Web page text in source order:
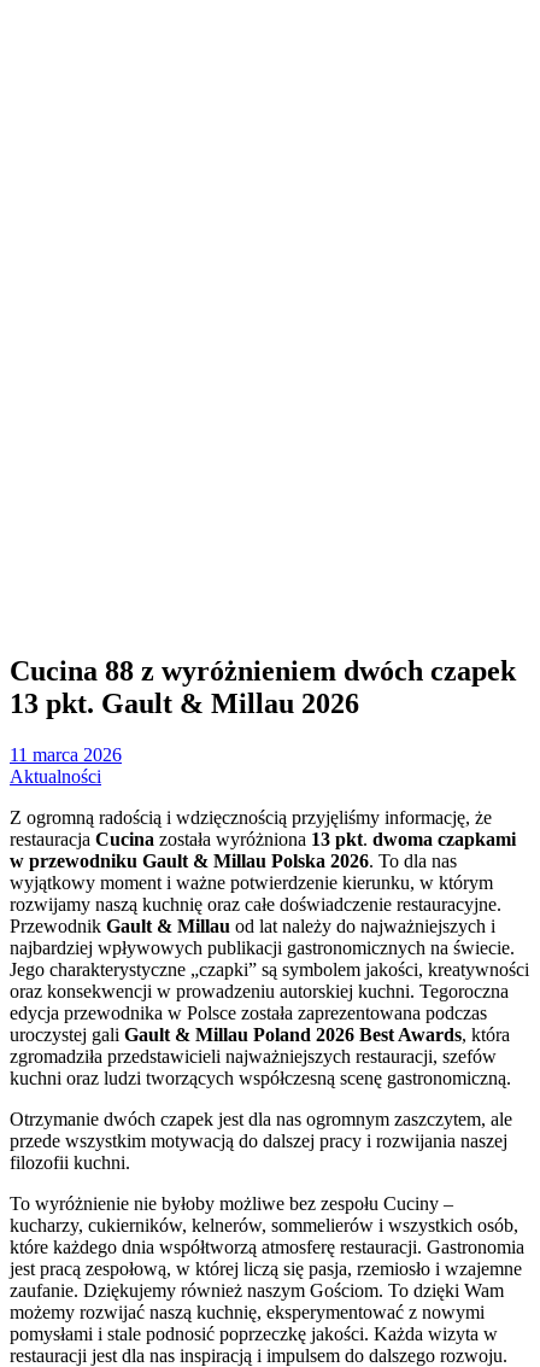
Cucina 88 z wyróżnieniem dwóch czapek
13 pkt. Gault & Millau 2026
11 marca 2026
Aktualności
Z ogromną radością i wdzięcznością przyjęliśmy informację, że
restauracja Cucina została wyróżniona 13 pkt. dwoma czapkami
w przewodniku Gault & Millau Polska 2026. To dla nas
wyjątkowy moment i ważne potwierdzenie kierunku, w którym
rozwijamy naszą kuchnię oraz całe doświadczenie restauracyjne.
Przewodnik Gault & Millau od lat należy do najważniejszych i
najbardziej wpływowych publikacji gastronomicznych na świecie.
Jego charakterystyczne „czapki” są symbolem jakości, kreatywności
oraz konsekwencji w prowadzeniu autorskiej kuchni. Tegoroczna
edycja przewodnika w Polsce została zaprezentowana podczas
uroczystej gali Gault & Millau Poland 2026 Best Awards, która
zgromadziła przedstawicieli najważniejszych restauracji, szefów
kuchni oraz ludzi tworzących współczesną scenę gastronomiczną.
Otrzymanie dwóch czapek jest dla nas ogromnym zaszczytem, ale
przede wszystkim motywacją do dalszej pracy i rozwijania naszej
filozofii kuchni.
To wyróżnienie nie byłoby możliwe bez zespołu Cuciny –
kucharzy, cukierników, kelnerów, sommelierów i wszystkich osób,
które każdego dnia współtworzą atmosferę restauracji. Gastronomia
jest pracą zespołową, w której liczą się pasja, rzemiosło i wzajemne
zaufanie. Dziękujemy również naszym Gościom. To dzięki Wam
możemy rozwijać naszą kuchnię, eksperymentować z nowymi
pomysłami i stale podnosić poprzeczkę jakości. Każda wizyta w
restauracji jest dla nas inspiracją i impulsem do dalszego rozwoju.